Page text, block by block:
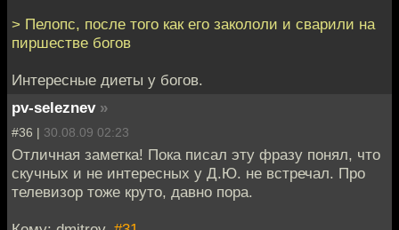
> Пелопс, после того как его закололи и сварили на
пиршестве богов
Интересные диеты у богов.
pv-seleznev »
#36 | 30.08.09 02:23
Отличная заметка! Пока писал эту фразу понял, что
скучных и не интересных у Д.Ю. не встречал. Про
телевизор тоже круто, давно пора.